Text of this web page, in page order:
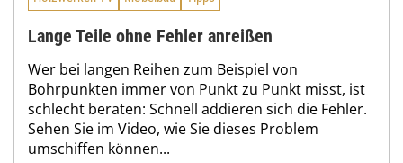
Lange Teile ohne Fehler anreißen
Wer bei langen Reihen zum Beispiel von
Bohrpunkten immer von Punkt zu Punkt misst, ist
schlecht beraten: Schnell addieren sich die Fehler.
Sehen Sie im Video, wie Sie dieses Problem
umschiffen können...